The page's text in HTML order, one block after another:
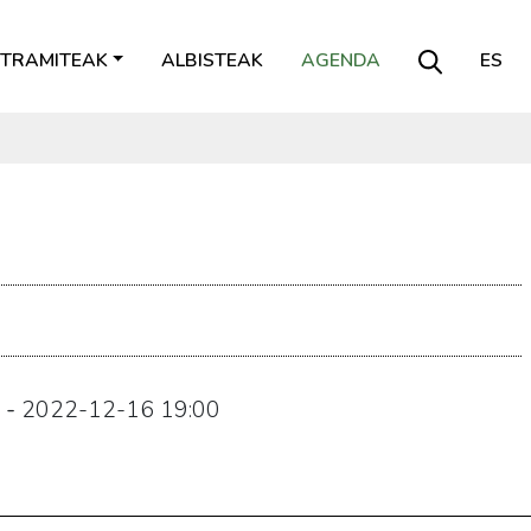
TRAMITEAK ALBISTEAK AGENDA ES
- 2022-12-16 19:00